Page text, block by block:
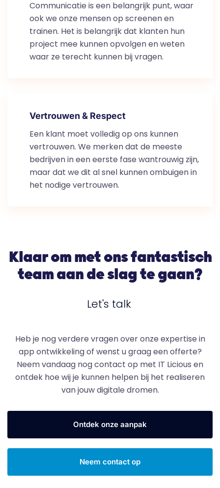
Communicatie is een belangrijk punt, waar
ook we onze mensen op screenen en
trainen. Het is belangrijk dat klanten hun
project mee kunnen opvolgen en weten
waar ze terecht kunnen bij vragen.
Vertrouwen & Respect
Een klant moet volledig op ons kunnen
vertrouwen. We merken dat de meeste
bedrijven in een eerste fase wantrouwig zijn,
maar dat we dit al snel kunnen ombuigen in
het nodige vertrouwen.
Klaar om met ons fantastisch
team aan de slag te gaan?
Let's talk
Heb je nog verdere vragen over onze expertise in
app ontwikkeling of wenst u graag een offerte?
Neem vandaag nog contact op met IT Licious en
ontdek hoe wij je kunnen helpen bij het realiseren
van jouw digitale dromen.
Ontdek onze aanpak
Neem contact op